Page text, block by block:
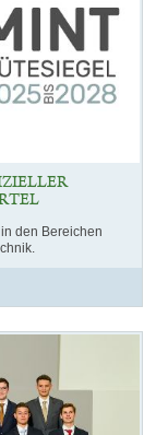
den Bereichen